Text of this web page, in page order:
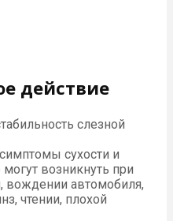
действие
слезной
сухости и
могут возникнуть при
вождении автомобиля,
чтении, плохой